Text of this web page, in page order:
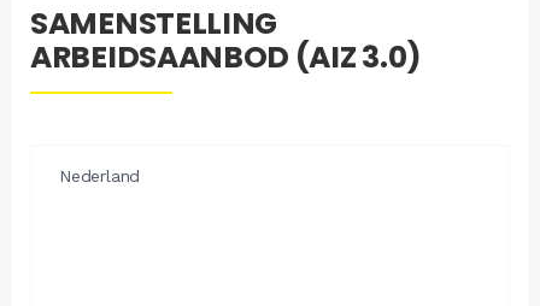
SAMENSTELLING
ARBEIDSAANBOD (AIZ 3.0)